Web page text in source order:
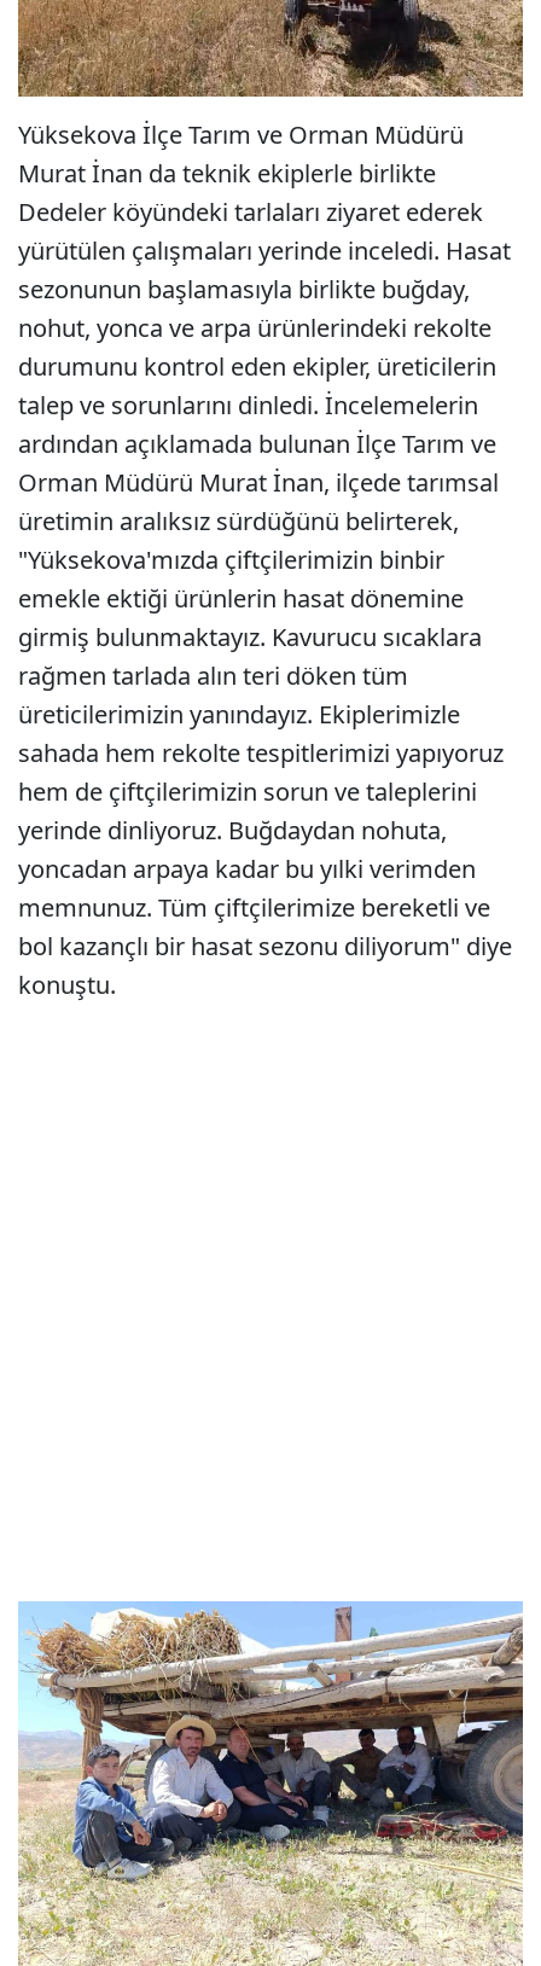
Yüksekova İlçe Tarım ve Orman Müdürü
Murat İnan da teknik ekiplerle birlikte
Dedeler köyündeki tarlaları ziyaret ederek
yürütülen çalışmaları yerinde inceledi. Hasat
sezonunun başlamasıyla birlikte buğday,
nohut, yonca ve arpa ürünlerindeki rekolte
durumunu kontrol eden ekipler, üreticilerin
talep ve sorunlarını dinledi. İncelemelerin
ardından açıklamada bulunan İlçe Tarım ve
Orman Müdürü Murat İnan, ilçede tarımsal
üretimin aralıksız sürdüğünü belirterek,
"Yüksekova'mızda çiftçilerimizin binbir
emekle ektiği ürünlerin hasat dönemine
girmiş bulunmaktayız. Kavurucu sıcaklara
rağmen tarlada alın teri döken tüm
üreticilerimizin yanındayız. Ekiplerimizle
sahada hem rekolte tespitlerimizi yapıyoruz
hem de çiftçilerimizin sorun ve taleplerini
yerinde dinliyoruz. Buğdaydan nohuta,
yoncadan arpaya kadar bu yılki verimden
memnunuz. Tüm çiftçilerimize bereketli ve
bol kazançlı bir hasat sezonu diliyorum" diye
konuştu.